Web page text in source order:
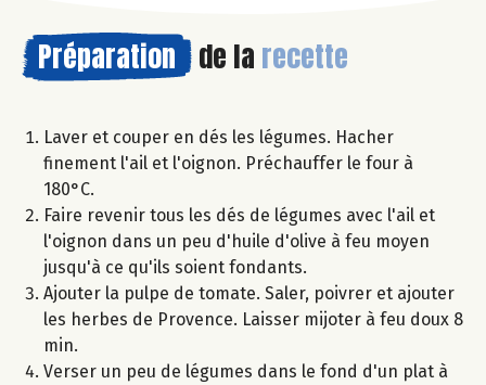
Préparation de la recette
Laver et couper en dés les légumes. Hacher
finement l'ail et l'oignon. Préchauffer le four à
180°C.
Faire revenir tous les dés de légumes avec l'ail et
l'oignon dans un peu d'huile d'olive à feu moyen
jusqu'à ce qu'ils soient fondants.
Ajouter la pulpe de tomate. Saler, poivrer et ajouter
les herbes de Provence. Laisser mijoter à feu doux 8
min.
Verser un peu de légumes dans le fond d'un plat à